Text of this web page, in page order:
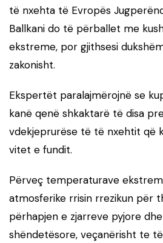
të nxehta të Evropës
Ballkani do të përballet me
ekstreme, por gjithsesi
zakonisht.
Ekspertët paralajmërojnë se
kanë qenë shkaktarë të disa
vdekjeprurëse të të nxehtit që
vitet e fundit.
Përveç temperaturave
atmosferike rrisin rrezikun për
përhapjen e zjarreve pyjore
shëndetësore, veçanërisht te